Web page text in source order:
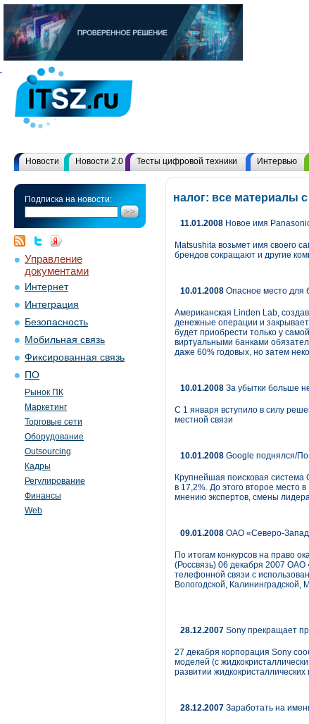
Новости Новости 2.0 Тесты цифровой техники Интервью
Подписка на новости:
Управление
документами
Интернет
Интеграция
Безопасность
Мобильная связь
Фиксированная связь
ПО
Рынок ПК
Маркетинг
Торговые сети
Оборудование
Outsourcing
Кадры
Регулирование
Финансы
Web
налог: все материалы
11.01.2008 Новое имя
Matsushita возьмет имя своего
брендов сокращают и другие
10.01.2008 Опасное место для
Американская Linden Lab,
денежные операции и
будет приобрести только у
виртуальными банками
даже 60% годовых, но затем
10.01.2008 За убытки больше
С 1 января вступило в силу
местной связи
10.01.2008 Google поднялся/
Крупнейшая поисковая система
в 17,2%. До этого второе место
мнению экспертов, смены
09.01.2008 ОАО «Северо-
По итогам конкурсов на право
(Россвязь) 06 декабря 2007 ОАО
телефонной связи с
Вологодской, Калининградской,
28.12.2007 Sony прекращает
27 декабря корпорация Sony
моделей (с
развитии
28.12.2007 Заработать на